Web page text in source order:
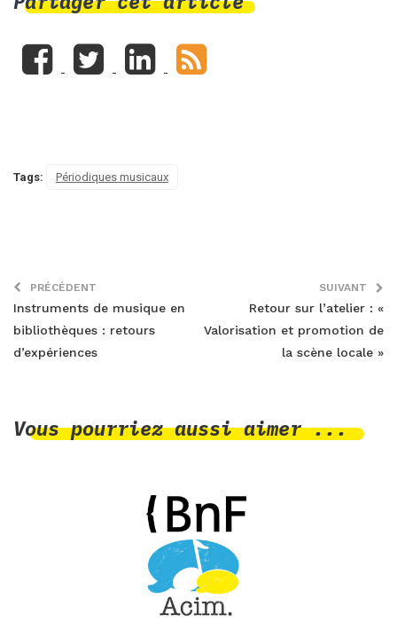
Tags: Périodiques musicaux
PRÉCÉDENT
Instruments de musique en
bibliothèques : retours
d’expériences
SUIVANT
Retour sur l’atelier : «
Valorisation et promotion de
la scène locale »
Vous pourriez aussi aimer ...